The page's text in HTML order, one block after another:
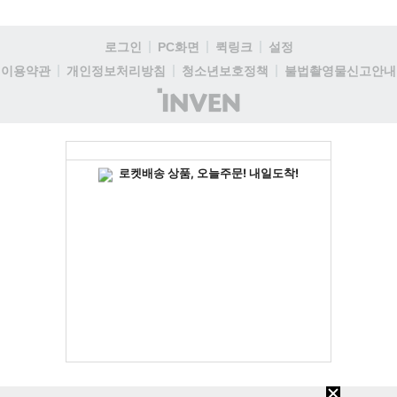
로그인 PC화면 퀵링크
설정
이용약관
개인정보처리방침 청소년보호정책
불법촬영물신고안내
(주)
인